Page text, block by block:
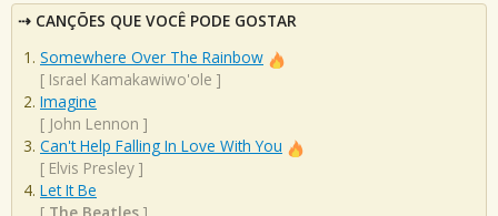
CANÇÕES QUE VOCÊ PODE GOSTAR
Somewhere Over The Rainbow
[ Israel Kamakawiwo'ole ]
Imagine
[ John Lennon ]
Can't Help Falling In Love With You
[ Elvis Presley ]
Let It Be